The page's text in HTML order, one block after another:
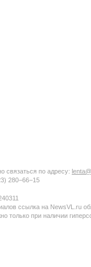
связаться по адресу:
280−66−15
ссылка на NewsVL.ru
только при наличии